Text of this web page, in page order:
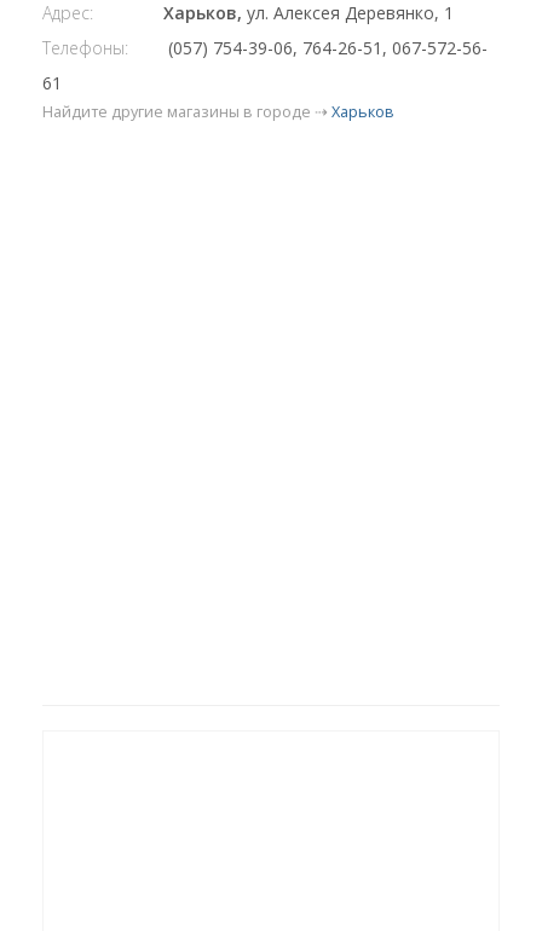
Адрес:
Харьков, ул. Алексея Деревянко, 1
Телефоны:
(057) 754-39-06, 764-26-51, 067-572-56-
61
Найдите другие магазины в городе ⇢ Харьков